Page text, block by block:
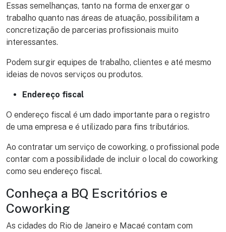
Essas semelhanças, tanto na forma de enxergar o
trabalho quanto nas áreas de atuação, possibilitam a
concretização de parcerias profissionais muito
interessantes.
Podem surgir equipes de trabalho, clientes e até mesmo
ideias de novos serviços ou produtos.
Endereço fiscal
O endereço fiscal é um dado importante para o registro
de uma empresa e é utilizado para fins tributários.
Ao contratar um serviço de coworking, o profissional pode
contar com a possibilidade de incluir o local do coworking
como seu endereço fiscal.
Conheça a BQ Escritórios e
Coworking
As cidades do Rio de Janeiro e Macaé contam com